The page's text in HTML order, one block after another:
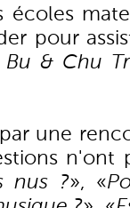
écoles
pour
Bu & Chu
une
n'ont
nus ?», «